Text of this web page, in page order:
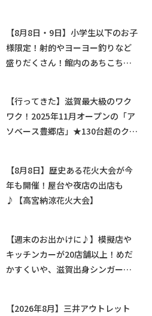
【8月8日・9日】小学生以下のお子
様限定！射的やヨーヨー釣りなど
盛りだくさん！館内のあちこちに
【行ってきた】滋賀最大級のワク
ワク！2025年11月オープンの「ア
ソベース豊郷店」★130台超のクレ
【8月8日】歴史ある花火大会が今
年も開催！屋台や夜店の出店も
♪【高宮納涼花火大会】
【週末のお出かけに♪】模擬店や
キッチンカーが20店舗以上！めだ
かすくいや、滋賀出身シンガーソ
【2026年8月】三井アウトレット